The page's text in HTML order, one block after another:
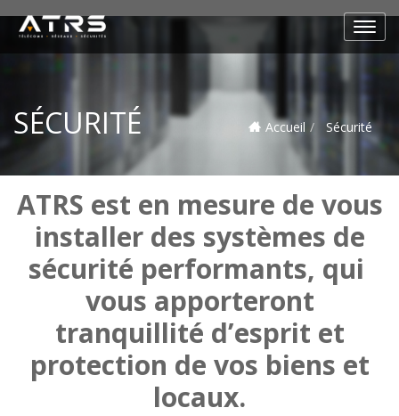
SÉCURITÉ Accueil Sécurité
ATRS est en mesure de vous
installer des systèmes de
sécurité performants, qui
vous apporteront
tranquillité d’esprit et
protection de vos biens et
locaux.